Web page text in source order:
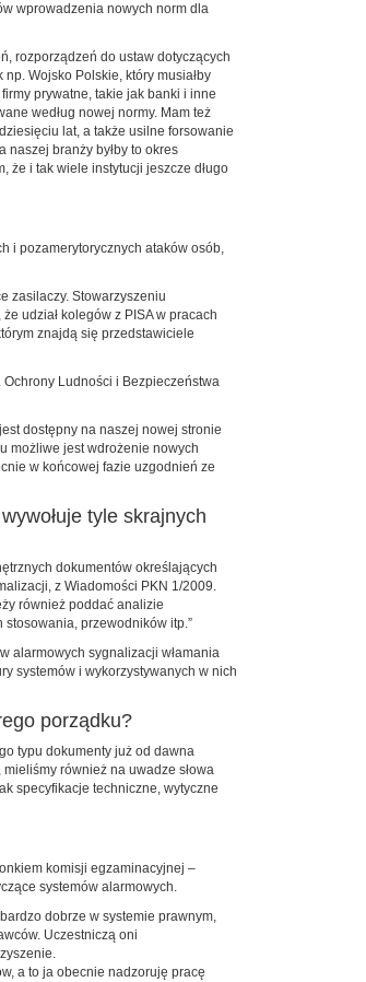
wprowadzenia nowych norm dla
rozporządzeń do ustaw dotyczących
Wojsko Polskie, który musiałby
prywatne, takie jak banki i inne
według nowej normy. Mam też
lat, a także usilne forsowanie
naszej branży byłby to okres
że i tak wiele instytucji jeszcze długo
i pozamerytorycznych ataków osób,
zasilaczy. Stowarzyszeniu
udział kolegów z PISA w pracach
znajdą się przedstawiciele
Ludności i Bezpieczeństwa
dostępny na naszej nowej stronie
możliwe jest wdrożenie nowych
w końcowej fazie uzgodnień ze
tyle skrajnych
dokumentów określających
z Wiadomości PKN 1/2009.
również poddać analizie
przewodników itp.”
alarmowych sygnalizacji włamania
systemów i wykorzystywanych w nich
porządku?
typu ­dokumenty już od dawna
również na uwadze słowa
specyfikacje techniczne, wytyczne
komisji egzaminacyjnej –
systemów alarmowych.
dobrze w systemie prawnym,
Uczestniczą oni
a to ja obecnie nadzoruję pracę